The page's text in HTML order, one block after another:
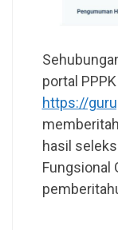
portal PPPK
https://
hasil
Fungsional